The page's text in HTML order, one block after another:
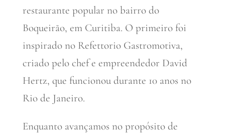
restaurante popular no bairro do
Boqueirão, em Curitiba. O primeiro foi
inspirado no Refettorio Gastromotiva,
criado pelo chef e empreendedor David
Hertz, que funcionou durante 10 anos no
Rio de Janeiro.
Enquanto avançamos no propósito de